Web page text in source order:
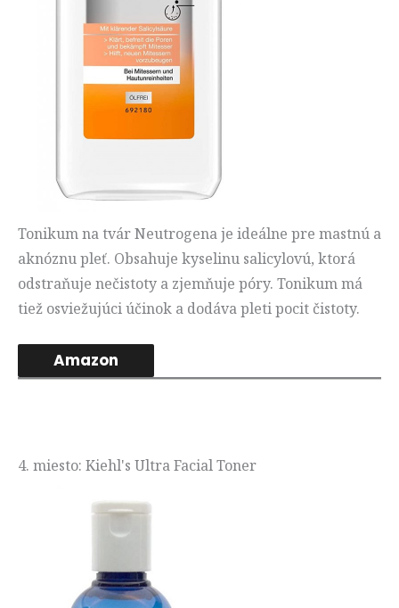
Tonikum na tvár Neutrogena je ideálne pre mastnú a
aknóznu pleť. Obsahuje kyselinu salicylovú, ktorá
odstraňuje nečistoty a zjemňuje póry. Tonikum má
tiež osviežujúci účinok a dodáva pleti pocit čistoty.
Amazon
4. miesto: Kiehl's Ultra Facial Toner